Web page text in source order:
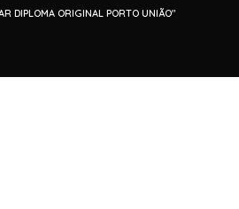
DIPLOMA ORIGINAL PORTO UNIÃO"